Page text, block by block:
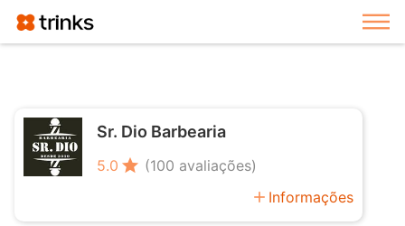
Sr. Dio Barbearia
5.0 star (100 avaliações)
add Informações